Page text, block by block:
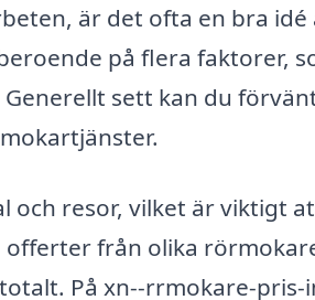
är det ofta en bra
på flera faktorer,
sett kan du
och resor, vilket är viktigt
från olika
På xn--rrmokare-pris-